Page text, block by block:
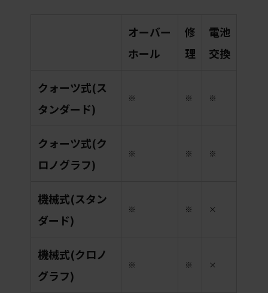
オーバー
ホール
修
理
電池
交換
クォーツ式(ス
タンダード)
※ ※ ※
クォーツ式(ク
ロノグラフ)
※ ※ ※
機械式(スタン
ダード)
※ ※ ×
機械式(クロノ
グラフ)
※ ※ ×